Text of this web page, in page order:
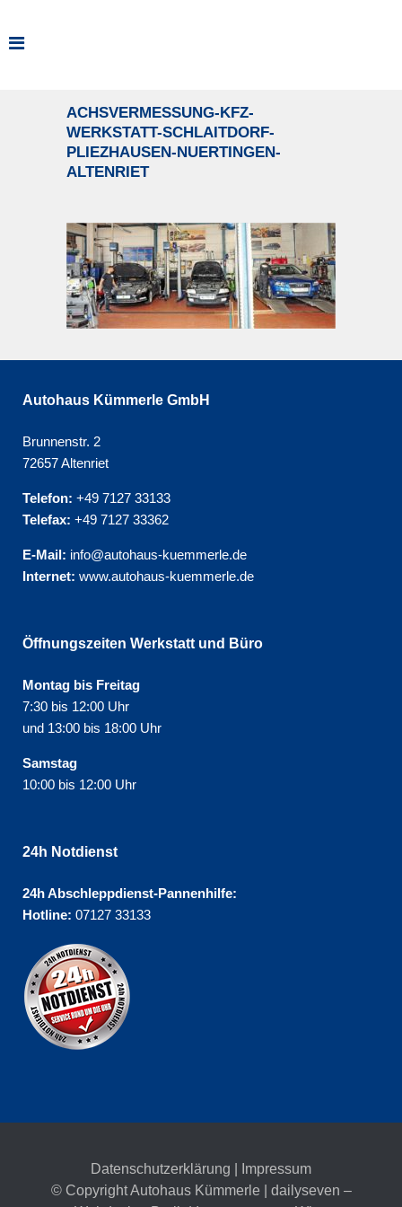
ACHSVERMESSUNG-KFZ-
WERKSTATT-SCHLAITDORF-
PLIEZHAUSEN-NUERTINGEN-
ALTENRIET
Autohaus Kümmerle GmbH
Brunnenstr. 2
72657 Altenriet
Telefon: +49 7127 33133
Telefax: +49 7127 33362
E-Mail: info@autohaus-kuemmerle.de
Internet: www.autohaus-kuemmerle.de
Öffnungszeiten Werkstatt und Büro
Montag bis Freitag
7:30 bis 12:00 Uhr
und 13:00 bis 18:00 Uhr
Samstag
10:00 bis 12:00 Uhr
24h Notdienst
24h Abschleppdienst-Pannenhilfe:
Hotline: 07127 33133
Datenschutzerklärung
Impressum
© Copyright Autohaus Kümmerle | dailyseven –